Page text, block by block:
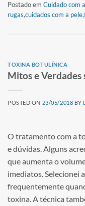
Postado em Cuidado com
rugas,cuidados com a pele,
TOXINA BOTULÍNICA
Mitos e Verdades
POSTED ON 23/05/2018 BY
O tratamento com a
e dúvidas. Alguns
que aumenta o
imediatos. Selecionei
frequentemente
toxina. A técnica